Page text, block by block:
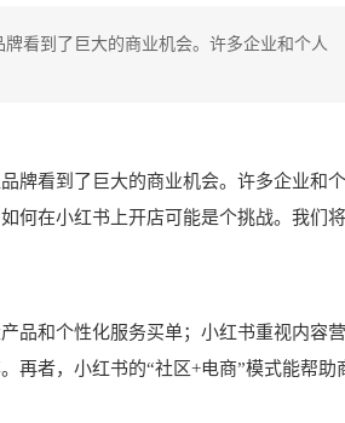
看到了巨大的商业机会。许多企业和个人
牌看到了巨大的商业机会。许多企业和
何在小红书上开店可能是个挑战。我们
品和个性化服务买单；小红书重视内容营
再者，小红书的“社区+电商”模式能帮助